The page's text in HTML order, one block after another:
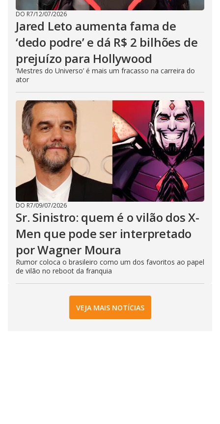
DO R7/12/07/2026
Jared Leto aumenta fama de
‘dedo podre’ e dá R$ 2 bilhões de
prejuízo para Hollywood
‘Mestres do Universo’ é mais um fracasso na carreira do
ator
DO R7/09/07/2026
Sr. Sinistro: quem é o vilão dos X-
Men que pode ser interpretado
por Wagner Moura
Rumor coloca o brasileiro como um dos favoritos ao papel
de vilão no reboot da franquia
VEJA MAIS NOTÍCIAS